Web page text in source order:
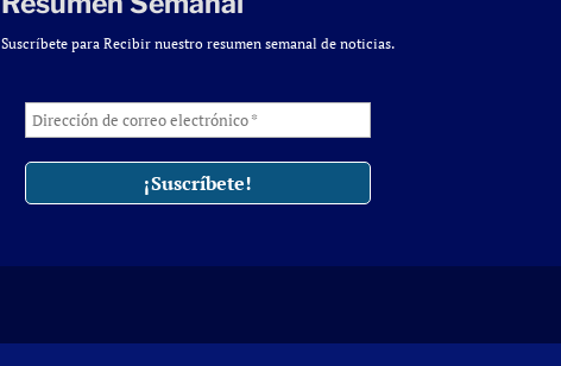
Suscríbete para Recibir nuestro resumen semanal de noticias.